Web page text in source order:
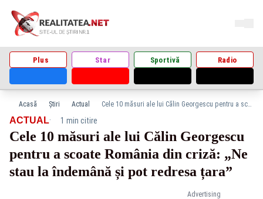
Plus Star Sportivă Radio
Acasă Știri Actual Cele 10 măsuri ale lui Călin Georgescu pentru a scoate România din criză: „Ne stau la îndemână și pot redresa țara”
Advertising
ACTUAL· 1 min citire
Cele 10 măsuri ale lui Călin Georgescu
pentru a scoate România din criză: „Ne
stau la îndemână și pot redresa țara”